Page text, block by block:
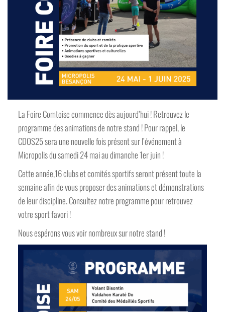
La Foire Comtoise commence dès aujourd’hui ! Retrouvez le
programme des animations de notre stand ! Pour rappel, le
CDOS25 sera une nouvelle fois présent sur l’événement à
Micropolis du samedi 24 mai au dimanche 1er juin !
Cette année,16 clubs et comités sportifs seront présent toute la
semaine afin de vous proposer des animations et démonstrations
de leur discipline. Consultez notre programme pour retrouvez
votre sport favori !
Nous espérons vous voir nombreux sur notre stand !